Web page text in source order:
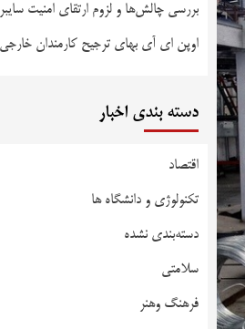
بررسی چالش‌ها و لزوم ارتقای امنیت
اوپن ای آی بهای ترجیح کارمندان خارجی
دسته بندی اخبار
اقتصاد
تکنولوژی و دانشگاه ها
دسته‌بندی نشده
سلامتی
فرهنگ وهنر